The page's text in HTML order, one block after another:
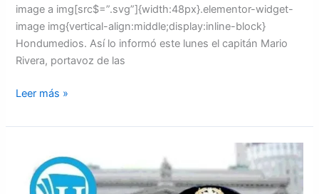
image a img[src$=”.svg”]{width:48px}.elementor-widget-
image img{vertical-align:middle;display:inline-block}
Hondumedios. Así lo informó este lunes el capitán Mario
Rivera, portavoz de las
Leer más »
JOH